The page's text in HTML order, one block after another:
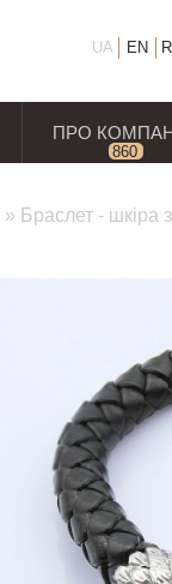
UA EN
ПРО
860
» Браслет - шкіра